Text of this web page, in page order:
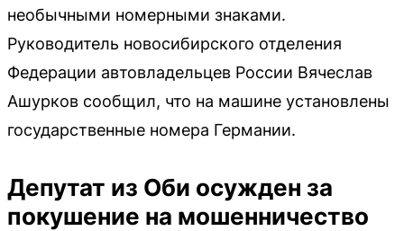
необычными номерными знаками.
Руководитель новосибирского отделения
Федерации автовладельцев России Вячеслав
Ашурков сообщил, что на машине установлены
государственные номера Германии.
Депутат из Оби осужден за
покушение на мошенничество